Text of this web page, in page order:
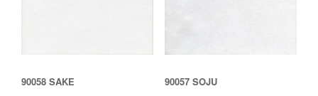
90058 SAKE 90057 SOJU